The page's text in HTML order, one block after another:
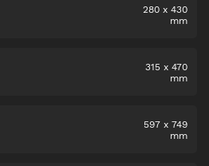
280 x 430
mm
315 x 470
mm
597 x 749
mm